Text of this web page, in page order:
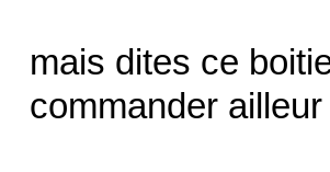
mais dites ce
commander ailleur